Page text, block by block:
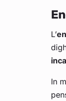
L’
In